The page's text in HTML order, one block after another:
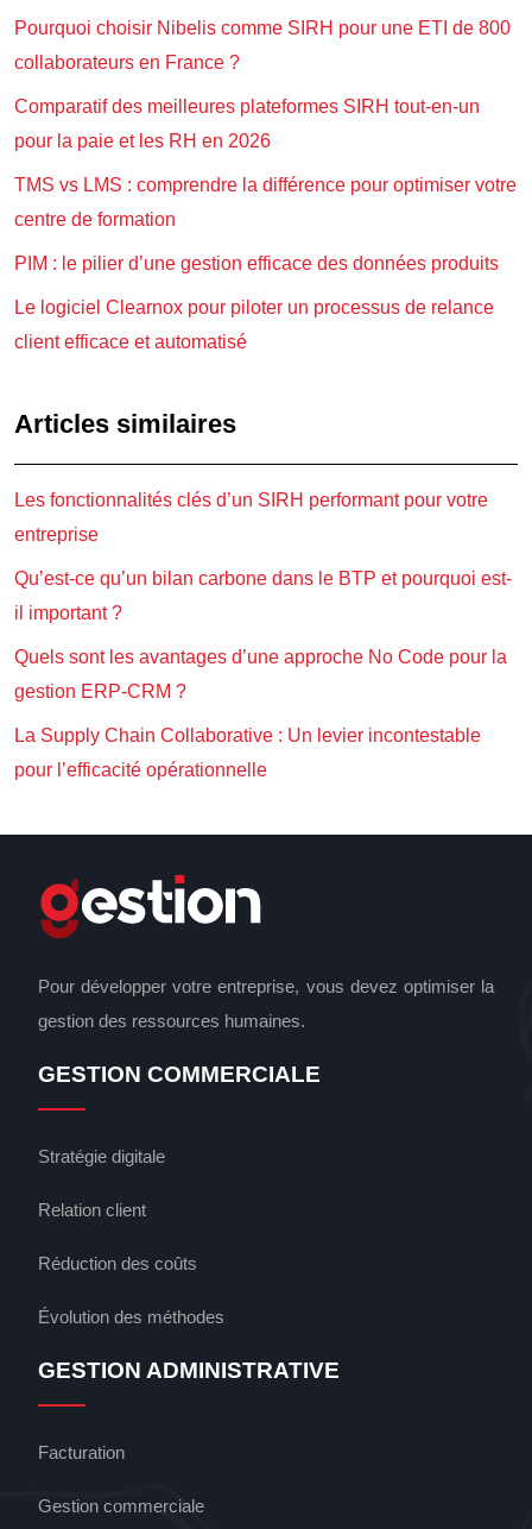
Pourquoi choisir Nibelis comme SIRH pour une ETI de 800
collaborateurs en France ?
Comparatif des meilleures plateformes SIRH tout-en-un
pour la paie et les RH en 2026
TMS vs LMS : comprendre la différence pour optimiser votre
centre de formation
PIM : le pilier d’une gestion efficace des données produits
Le logiciel Clearnox pour piloter un processus de relance
client efficace et automatisé
Articles similaires
Les fonctionnalités clés d’un SIRH performant pour votre
entreprise
Qu’est-ce qu’un bilan carbone dans le BTP et pourquoi est-
il important ?
Quels sont les avantages d’une approche No Code pour la
gestion ERP-CRM ?
La Supply Chain Collaborative : Un levier incontestable
pour l’efficacité opérationnelle
Pour développer votre entreprise, vous devez optimiser la
gestion des ressources humaines.
GESTION COMMERCIALE
Stratégie digitale
Relation client
Réduction des coûts
Évolution des méthodes
GESTION ADMINISTRATIVE
Facturation
Gestion commerciale